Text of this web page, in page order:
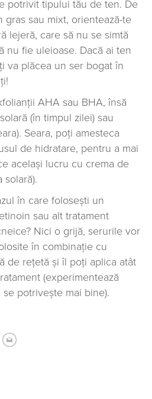
potrivit tipului tău de ten. De
gras sau mixt, orientează-te
lejeră, care să nu se simtă
nu fie uleioase. Dacă ai ten
va plăcea un ser bogat în
AHA sau BHA, însă
(în timpul zilei) sau
Seara, poți amesteca
de hidratare, pentru a mai
același lucru cu crema de
solară).
în care folosești un
sau alt tratament
Nici o grijă, serurile vor
în combinație cu
de rețetă și îl poți aplica atât
(experimentează
potrivește mai bine).